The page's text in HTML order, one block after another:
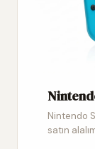
Nintendo
satın